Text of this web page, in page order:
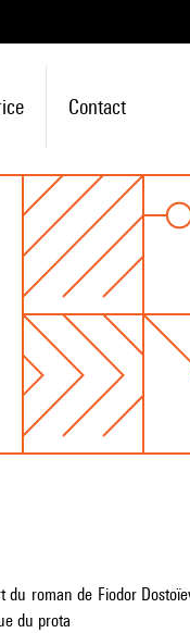
Contact
roman de Fiodor
du prota